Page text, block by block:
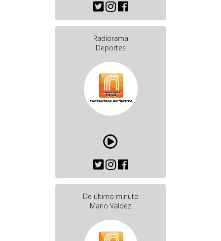
Radiorama
Deportes
De último minuto
Mario Valdez